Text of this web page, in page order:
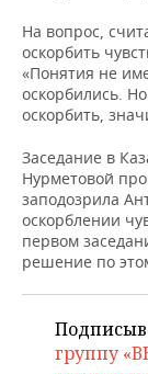
НЕФТЬ
ОПК
ТРАНСПОРТ
УСЛУГИ
IT
МЕДИА
НОВОСТИ
ВЫЕЗДНАЯ
БИЗНЕС-
ONLINE-
ОТКРЫТАЯ
СПОРТ
НОВОСТИ
ФУТБОЛ
ХОККЕЙ
БАСКЕТБОЛ
ВОЛЕЙБОЛ
ОБЩЕСТВО
НОВОСТИ
ВЛАСТЬ
ИСТОРИЯ
ФОТОГАЛЕРЕЯ
СЮЖЕТЫ
СПРАВОЧНИК
СПИСОК
ПОЛНАЯ
На вопрос,
оскорбить
«Понятия не
оскорбились.
оскорбить,
Заседание в
Нурметовой
заподозрила
оскорблении
первом
решение по
группу